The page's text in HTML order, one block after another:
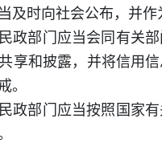
及时向社会公布，并
政部门应当会同有关
享和披露，并将信用
。
政部门应当按照国家